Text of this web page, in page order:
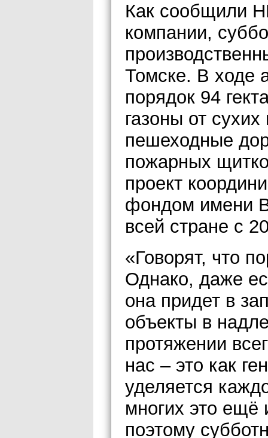
Как сообщили
компании,
Томске. В ходе
порядок 94
газоны от
пешеходные
пожарных
проект
фондом имени
всей стране с
«Говорят, что
Однако, даже
она придет в
объекты в
протяжении
нас – это как
уделяется
многих это ещё
поэтому